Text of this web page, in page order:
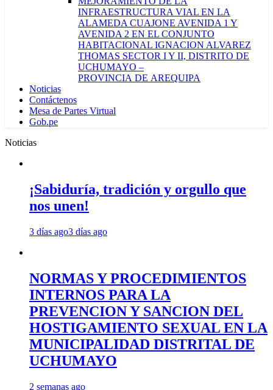
INFRAESTRUCTURA VIAL EN LA
ALAMEDA CUAJONE AVENIDA 1 Y
AVENIDA 2 EN EL CONJUNTO
HABITACIONAL IGNACION ALVAREZ
THOMAS SECTOR I Y II, DISTRITO DE
UCHUMAYO –
PROVINCIA DE AREQUIPA
Noticias
Contáctenos
Mesa de Partes Virtual
Gob.pe
Noticias
¡Sabiduría, tradición y orgullo que
nos unen!
3 días ago3 días ago
NORMAS Y PROCEDIMIENTOS
INTERNOS PARA LA
PREVENCION Y SANCION DEL
HOSTIGAMIENTO SEXUAL EN LA
MUNICIPALIDAD DISTRITAL DE
UCHUMAYO
2 semanas ago